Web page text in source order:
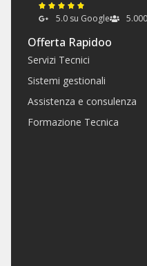
5.0 su Google
Offerta Rapidoo
Servizi Tecnici
Sistemi gestionali
Assistenza e consulenza
Formazione Tecnica